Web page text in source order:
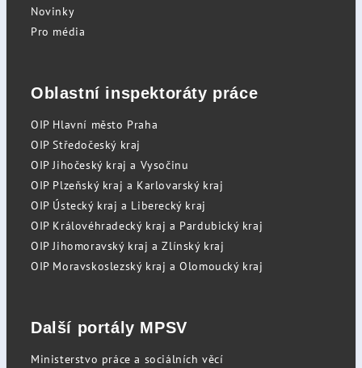
Novinky
Pro média
Oblastní inspektoráty práce
OIP Hlavní město Praha
OIP Středočeský kraj
OIP Jihočeský kraj a Vysočinu
OIP Plzeňský kraj a Karlovarský kraj
OIP Ústecký kraj a Liberecký kraj
OIP Královéhradecký kraj a Pardubický kraj
OIP Jihomoravský kraj a Zlínský kraj
OIP Moravskoslezský kraj a Olomoucký kraj
Další portály MPSV
Ministerstvo práce a sociálních věcí